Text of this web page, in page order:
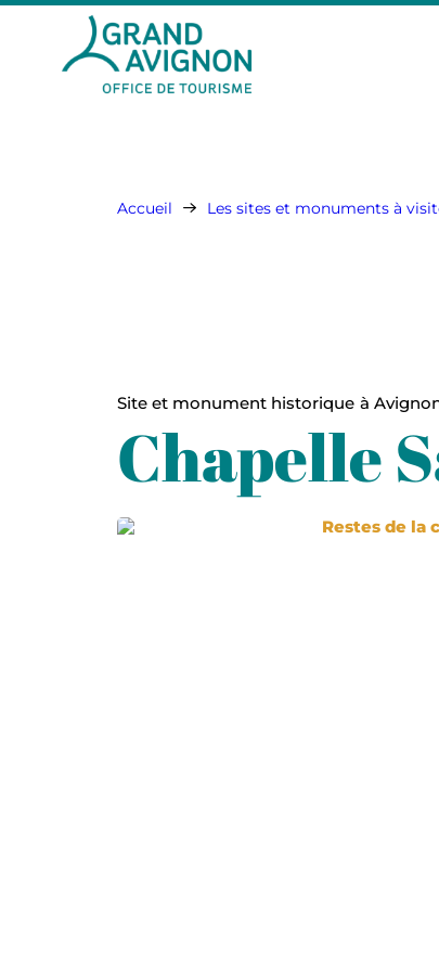
Accueil Les sites et monuments à
Site et monument historique à
Chapelle